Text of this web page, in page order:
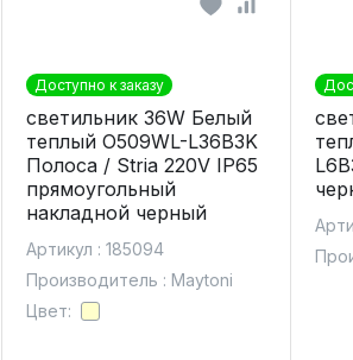
Доступно к заказу
светильник 36W Белый
теплый O509WL-L36B3K
Полоса / Stria 220V IP65
прямоугольный
накладной черный
Артикул : 185094
Производитель : Maytoni
Цвет: